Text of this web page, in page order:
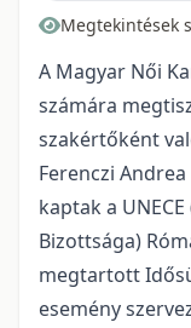
Megtekintések
A Magyar Női
számára
szakértőként
Ferenczi
kaptak a
Bizottsága)
megtartott
esemény